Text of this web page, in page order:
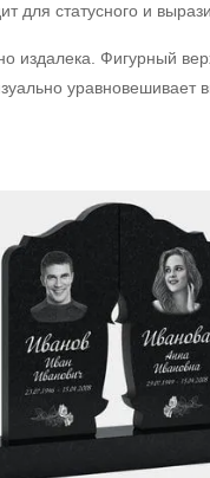
статусного и
издалека. Фигурный
уравновешивает